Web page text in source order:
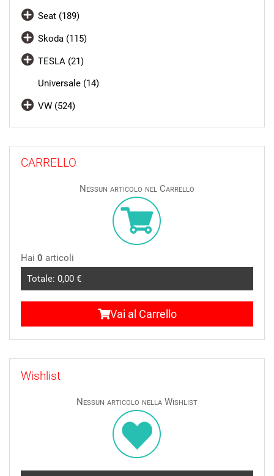
Seat (189)
Skoda (115)
TESLA (21)
Universale (14)
VW (524)
CARRELLO
Nessun articolo nel Carrello
Hai 0 articoli
Totale: 0,00 €
Vai al Carrello
Wishlist
Nessun articolo nella Wishlist